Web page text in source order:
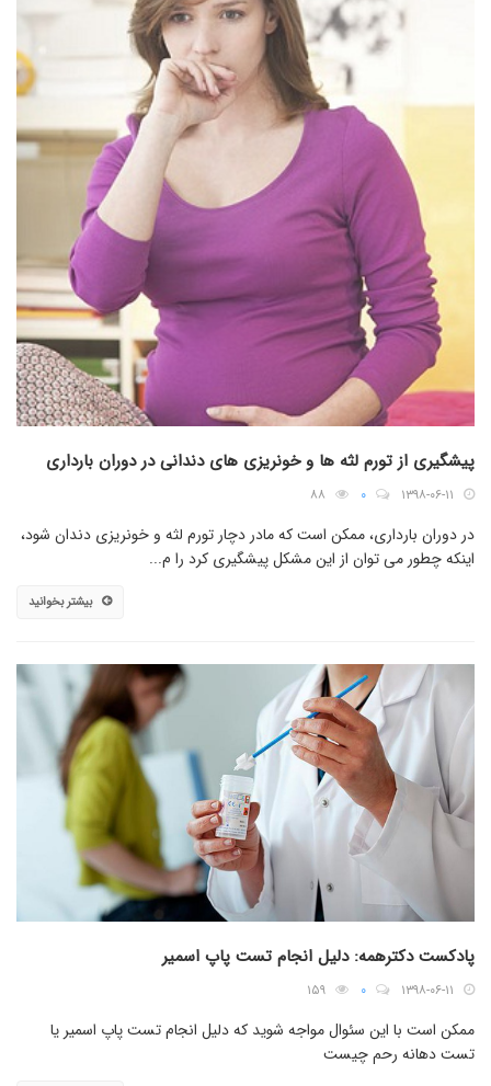
پیشگیری از تورم لثه ها و خونریزی های دندانی در دوران بارداری
۱۳۹۸-۰۶-۱۱ ۰ ۸۸
در دوران بارداری، ممکن است که مادر دچار تورم لثه و خونریزی دندان شود،
اینکه چطور می توان از این مشکل پیشگیری کرد را م...
بیشتر بخوانید
پادکست دکترهمه: دلیل انجام تست پاپ اسمیر
۱۳۹۸-۰۶-۱۱ ۰ ۱۵۹
ممکن است با این سئوال مواجه شوید که دلیل انجام تست پاپ اسمیر یا
تست دهانه رحم چیست